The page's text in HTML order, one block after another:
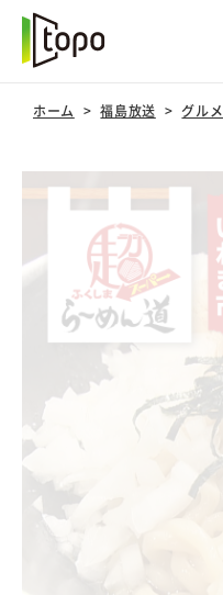
ホーム 福島放送 グルメ